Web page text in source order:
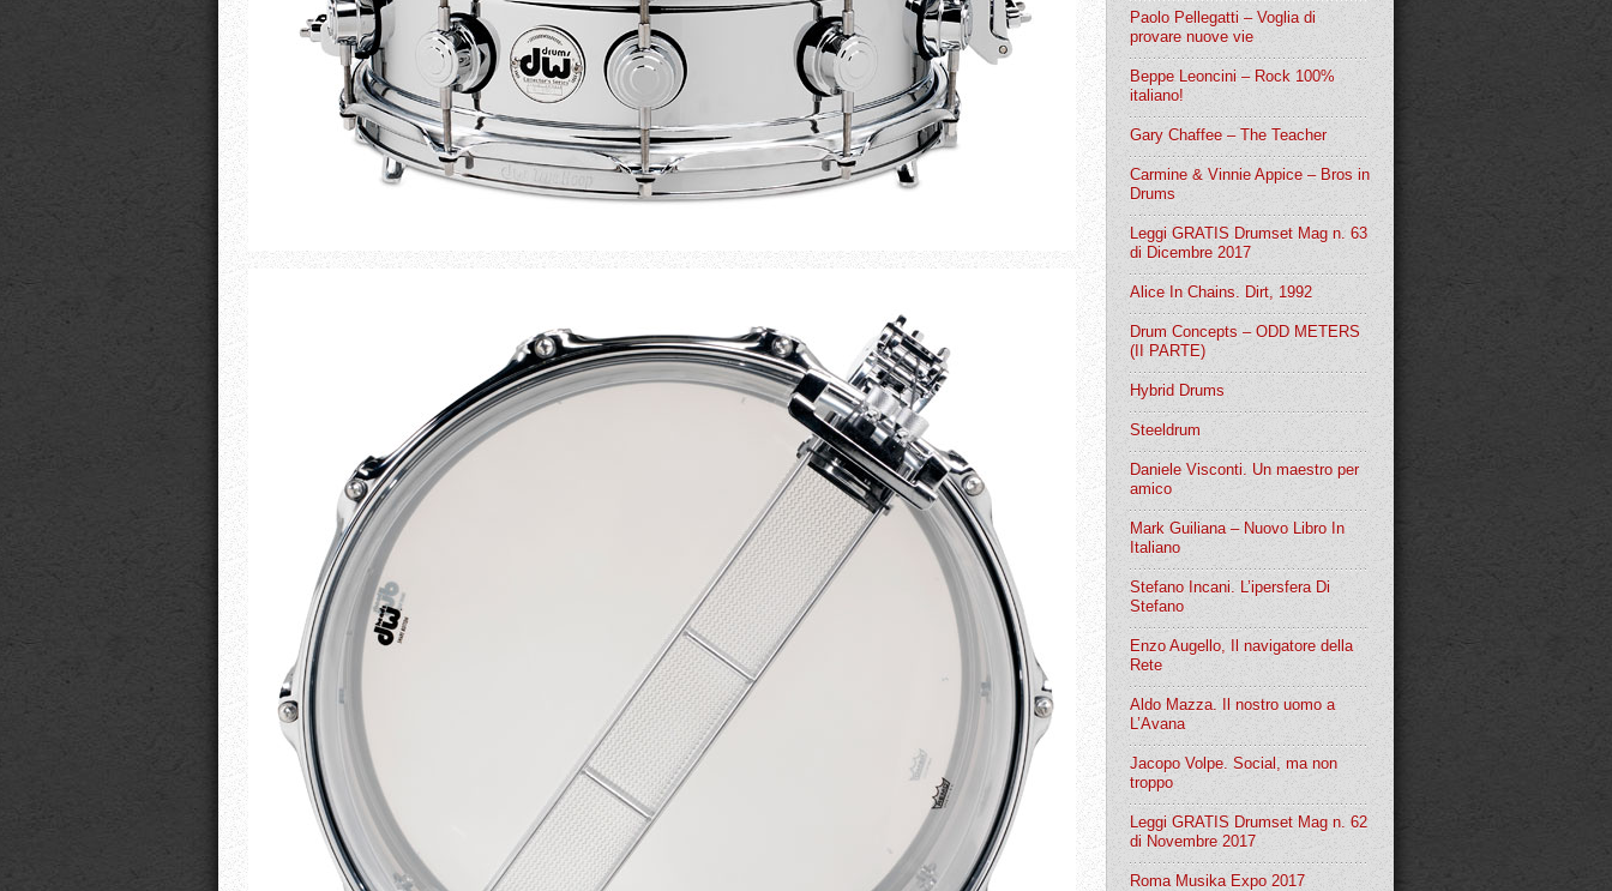
Paolo Pellegatti – Voglia di
provare nuove vie
Beppe Leoncini – Rock 100%
italiano!
Gary Chaffee – The Teacher
Carmine & Vinnie Appice – Bros in
Drums
Leggi GRATIS Drumset Mag n. 63
di Dicembre 2017
Alice In Chains. Dirt, 1992
Drum Concepts – ODD METERS
(II PARTE)
Hybrid Drums
Steeldrum
Daniele Visconti. Un maestro per
amico
Mark Guiliana – Nuovo Libro In
Italiano
Stefano Incani. L’ipersfera Di
Stefano
Enzo Augello, Il navigatore della
Rete
Aldo Mazza. Il nostro uomo a
L’Avana
Jacopo Volpe. Social, ma non
troppo
Leggi GRATIS Drumset Mag n. 62
di Novembre 2017
Roma Musika Expo 2017